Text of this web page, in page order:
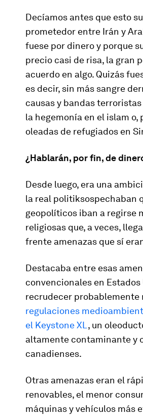
Decíamos antes que esto
prometedor entre Irán y
fuese por dinero y porque
precio casi de risa, la gran
acuerdo en algo. Quizás
es decir, sin más sangre
causas y bandas terroristas
la hegemonía en el islam
oleadas de refugiados en
¿Hablarán, por fin, de
Desde luego, era una
la real politiksospechaban
geopolíticos iban a regirse
religiosas que, a veces,
frente amenazas que sí
Destacaba entre esas
convencionales en Estados
recrudecer probablemente
regulaciones
el Keystone XL , un
altamente contaminante y
canadienses.
Otras amenazas eran el
renovables, el menor
máquinas y vehículos más